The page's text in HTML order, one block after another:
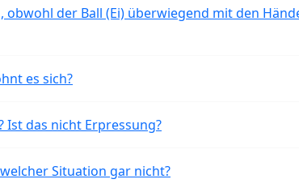
der Ball (Ei) überwiegend mit den
es sich?
Ist das nicht Erpressung?
Situation gar nicht?